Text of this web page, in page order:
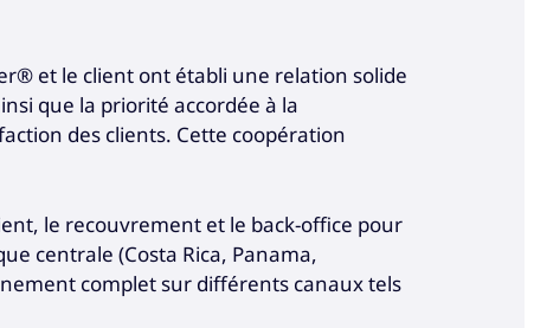
et le client ont établi une relation solide
que la priorité accordée à la
des clients. Cette coopération
le recouvrement et le back-office pour
centrale (Costa Rica, Panama,
complet sur différents canaux tels